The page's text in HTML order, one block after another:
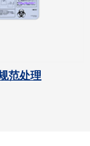
范处理